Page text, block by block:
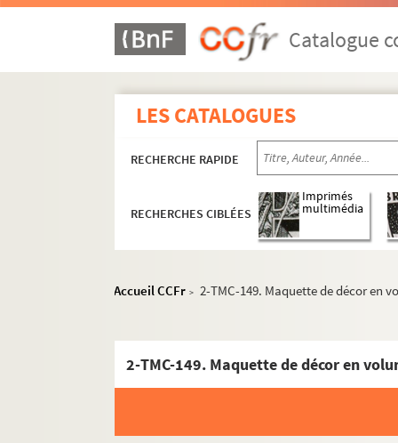
Catalogue
LES CATALOGUES
RECHERCHE RAPIDE
RECHERCHES CIBLÉES
Imprimés
multimédia
Accueil CCFr > 2-TMC-149. Maquette de décor en
2-TMC-149. Maquette de décor en